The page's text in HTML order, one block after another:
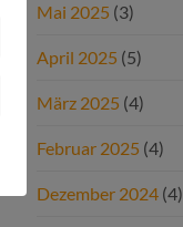
Mai 2025 (3)
April 2025 (5)
März 2025 (4)
Februar 2025 (4)
Dezember 2024 (4)